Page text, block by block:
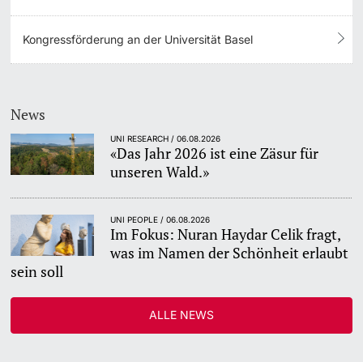
Kongressförderung an der Universität Basel
News
UNI RESEARCH / 06.08.2026
«Das Jahr 2026 ist eine Zäsur für
unseren Wald.»
UNI PEOPLE / 06.08.2026
Im Fokus: Nuran Haydar Celik fragt,
was im Namen der Schönheit erlaubt
sein soll
ALLE NEWS